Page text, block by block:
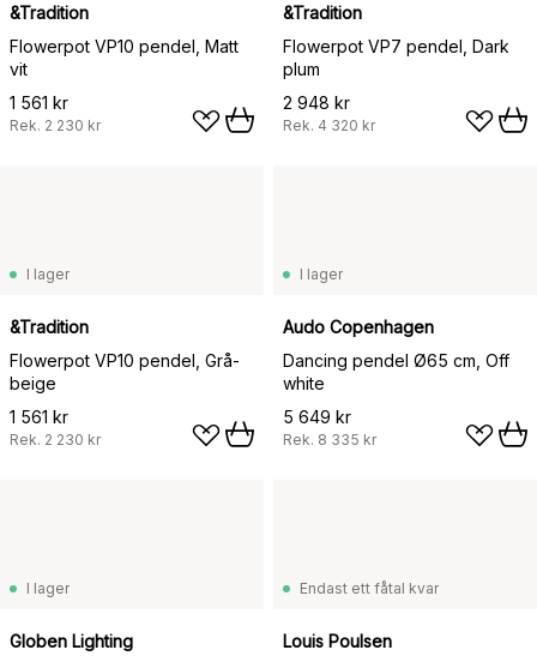
&Tradition
Flowerpot VP10 pendel, Matt
vit
1 561 kr
Rek. 2 230 kr
&Tradition
Flowerpot VP7 pendel, Dark
plum
2 948 kr
Rek. 4 320 kr
I lager
&Tradition
Flowerpot VP10 pendel, Grå-
beige
1 561 kr
Rek. 2 230 kr
I lager
Audo Copenhagen
Dancing pendel Ø65 cm, Off
white
5 649 kr
Rek. 8 335 kr
I lager
Globen Lighting
Endast ett fåtal kvar
Louis Poulsen